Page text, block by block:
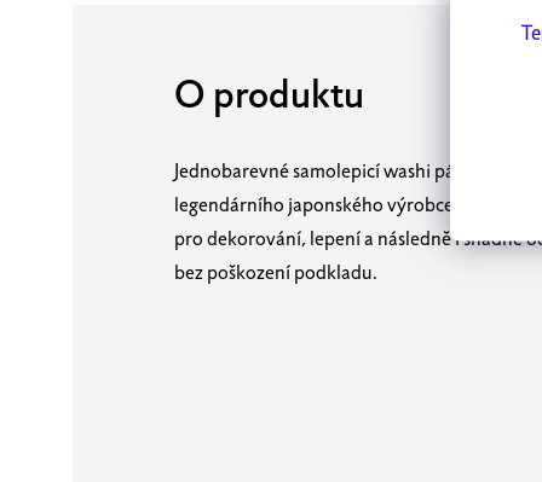
O produktu
Jednobarevné samolepicí washi pásky od
legendárního japonského výrobce mt
pro dekorování, lepení a následně i snadné
bez poškození podkladu.